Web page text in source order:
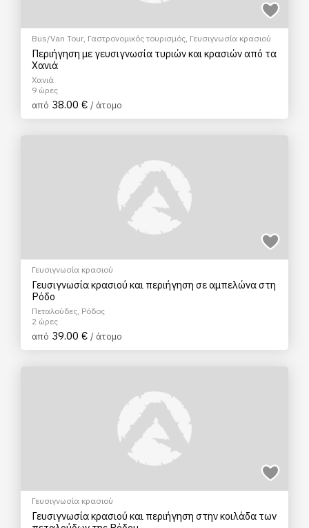
Bus/Van Tour, Γαστρονομικός τουρισμός, Γευσιγνωσία κρασιού
Περιήγηση με γευσιγνωσία τυριών και κρασιών από τα
Χανιά
Χανιά
9 ώρες
από 38.00 € / άτομο
Γευσιγνωσία κρασιού
Γευσιγνωσία κρασιού και περιήγηση σε αμπελώνα στη
Ρόδο
Πεταλούδες, Ρόδος
2 ώρες
από 39.00 € / άτομο
Γευσιγνωσία κρασιού
Γευσιγνωσία κρασιού και περιήγηση στην κοιλάδα των